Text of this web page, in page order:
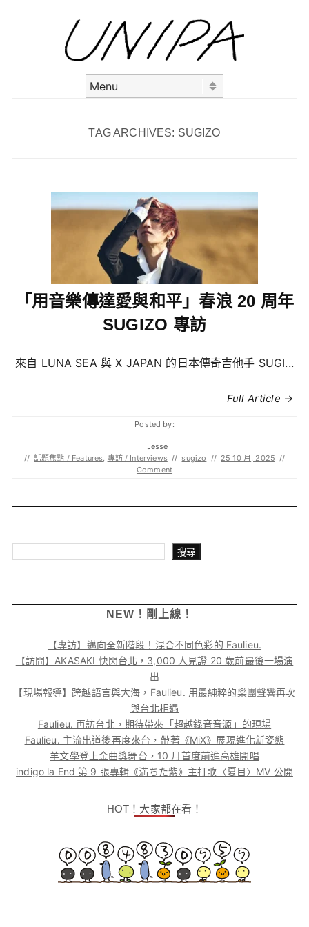
TAG ARCHIVES: SUGIZO
「用音樂傳達愛與和平」春浪 20 周年
SUGIZO 專訪
來自 LUNA SEA 與 X JAPAN 的日本傳奇吉他手 SUGI...
Full Article →
Posted by:
Jesse
// 話題焦點 / Features, 專訪 / Interviews // sugizo // 25 10 月, 2025 //
Comment
搜尋
NEW！剛上線！
【專訪】邁向全新階段！混合不同色彩的 Faulieu.
【訪問】AKASAKI 快閃台北，3,000 人見證 20 歲前最後一場演
出
【現場報導】跨越語言與大海，Faulieu. 用最純粹的樂團聲響再次
與台北相遇
Faulieu. 再訪台北，期待帶來「超越錄音音源」的現場
Faulieu. 主流出道後再度來台，帶著《MiX》展現進化新姿態
羊文學登上金曲獎舞台，10 月首度前進高雄開唱
indigo la End 第 9 張專輯《満ちた紫》主打歌〈夏目〉MV 公開
HOT！大家都在看！